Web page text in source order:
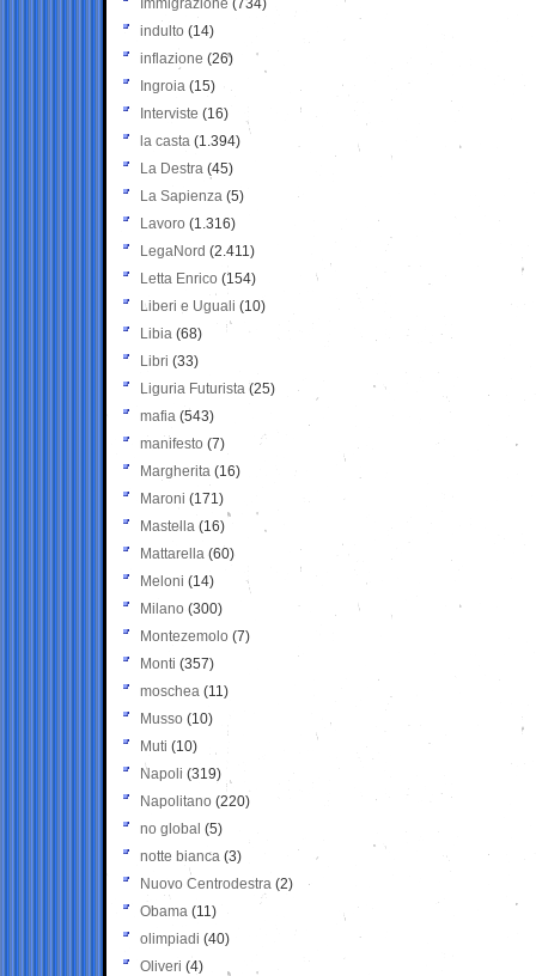
Immigrazione (734)
indulto (14)
inflazione (26)
Ingroia (15)
Interviste (16)
la casta (1.394)
La Destra (45)
La Sapienza (5)
Lavoro (1.316)
LegaNord (2.411)
Letta Enrico (154)
Liberi e Uguali (10)
Libia (68)
Libri (33)
Liguria Futurista (25)
mafia (543)
manifesto (7)
Margherita (16)
Maroni (171)
Mastella (16)
Mattarella (60)
Meloni (14)
Milano (300)
Montezemolo (7)
Monti (357)
moschea (11)
Musso (10)
Muti (10)
Napoli (319)
Napolitano (220)
no global (5)
notte bianca (3)
Nuovo Centrodestra (2)
Obama (11)
olimpiadi (40)
Oliveri (4)